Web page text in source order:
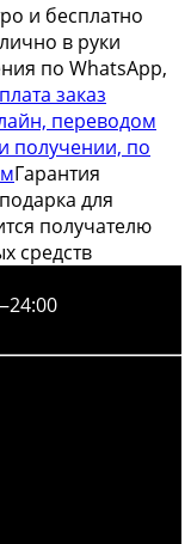
и бесплатно
в руки
по WhatsApp,
заказ
переводом
получении, по
Гарантия
для
получателю
средств